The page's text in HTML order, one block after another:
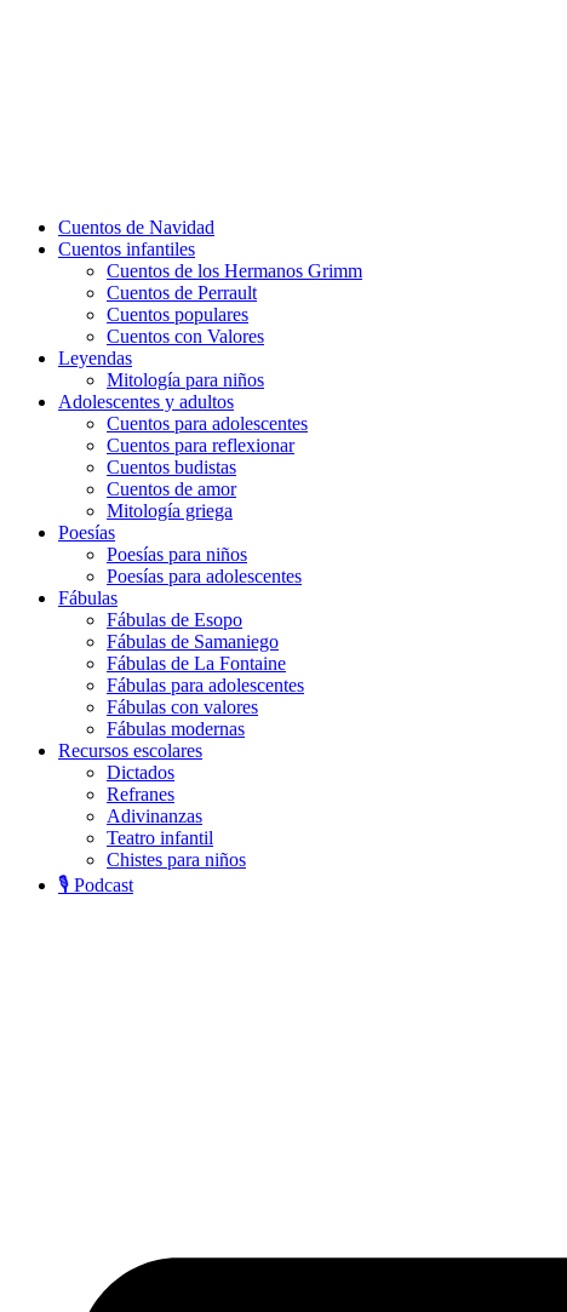
Cuentos de Navidad
Cuentos infantiles
Cuentos de los Hermanos Grimm
Cuentos de Perrault
Cuentos populares
Cuentos con Valores
Leyendas
Mitología para niños
Adolescentes y adultos
Cuentos para adolescentes
Cuentos para reflexionar
Cuentos budistas
Cuentos de amor
Mitología griega
Poesías
Poesías para niños
Poesías para adolescentes
Fábulas
Fábulas de Esopo
Fábulas de Samaniego
Fábulas de La Fontaine
Fábulas para adolescentes
Fábulas con valores
Fábulas modernas
Recursos escolares
Dictados
Refranes
Adivinanzas
Teatro infantil
Chistes para niños
🎙️ Podcast